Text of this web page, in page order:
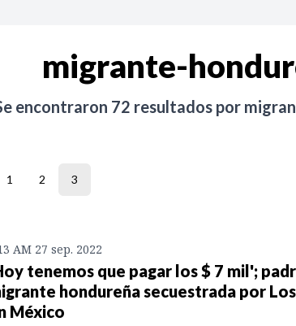
migrante-
encontraron 72 resultados por
1 2 3
AM 27 sep. 2022
tenemos que pagar los $ 7 mil';
hondureña secuestrada por
México